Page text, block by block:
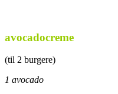
avocadocreme
(til 2 burgere)
1 avocado